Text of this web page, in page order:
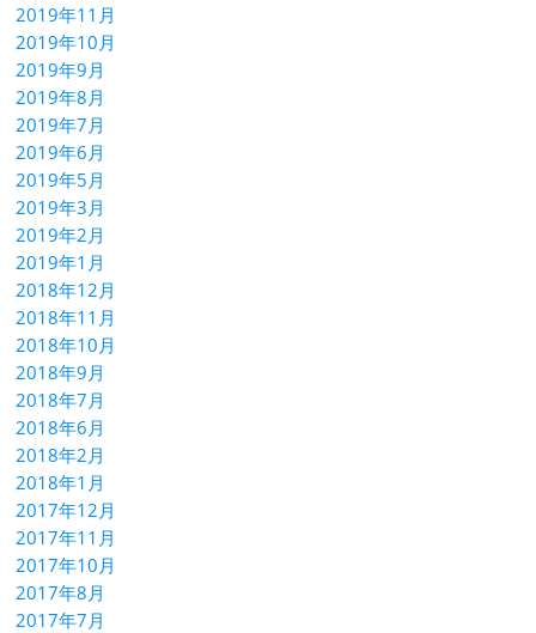
2019年11月
2019年10月
2019年9月
2019年8月
2019年7月
2019年6月
2019年5月
2019年3月
2019年2月
2019年1月
2018年12月
2018年11月
2018年10月
2018年9月
2018年7月
2018年6月
2018年2月
2018年1月
2017年12月
2017年11月
2017年10月
2017年8月
2017年7月